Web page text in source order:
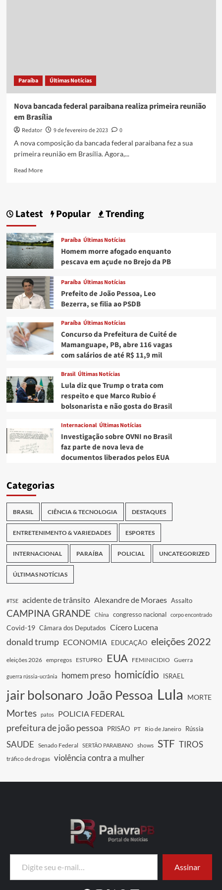
Paraíba Últimas Notícias
Nova bancada federal paraibana realiza primeira reunião
em Brasília
Redator 9 de fevereiro de 2023
0
A nova composição da bancada federal paraibana fez a sua
primeira reunião em Brasília. Agora,...
Read MoreRead
federal
realiza
primeira
reunião
em
Latest Popular Trending
Paraíba Últimas Notícias
Homem morre afogado enquanto
pescava em açude no Brejo da PB
Paraíba Últimas Notícias
Prefeito de João Pessoa, Leo
Bezerra, se filia ao PSDB
Paraíba Últimas Notícias
Concurso da Prefeitura de Cuité de
Mamanguape, PB, abre 116 vagas
com salários de até R$ 11,9 mil
Brasil Últimas Notícias
Lula diz que Trump o trata com
respeito e que Marco Rubio é
bolsonarista e não gosta do Brasil
Internacional Últimas Notícias
Investigação sobre OVNI no Brasil
faz parte de nova leva de
documentos liberados pelos EUA
Categorias
BRASIL CIÊNCIA & TECNOLOGIA DESTAQUES
ENTRETENIMENTO & VARIEDADES ESPORTES
INTERNACIONAL PARAÍBA POLICIAL UNCATEGORIZED
ÚLTIMAS NOTÍCIAS
#TSE acidente de trânsito Alexandre de Moraes Assalto
CAMPINA GRANDE China congresso nacional corpo encontrado
Covid-19 Câmara dos Deputados Cícero Lucena
donald trump ECONOMIA EDUCAÇÃO eleições 2022
eleições 2026 empregos ESTUPRO EUA FEMINICIDIO Guerra
guerra rússia-ucrânia homem preso homicídio ISRAEL
jair bolsonaro João Pessoa Lula MORTE
Mortes patos POLICIA FEDERAL
prefeitura de joão pessoa PRISÃO PT Rio de Janeiro Rússia
SAUDE Senado Federal SERTÃO PARAIBANO shows STF TIROS
tráfico de drogas violência contra a mulher
Digite seu e-mail…
Assinar